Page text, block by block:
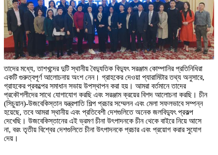
তাদের মধ্যে, তাশখন্দের দুটি স্থানীয় বৈদ্যুতিক বিদ্যুৎ সরঞ্জাম কোম্পানির প্রতিনিধিরা
একটি গুরুত্বপূর্ণ আলোচনায় অংশ নেন। গ্রাহকের দেওয়া প্যারামিটার তথ্য অনুসারে,
গ্রাহকের প্রকল্পের সমাধান সভায় উপস্থাপন করা হয়। আমরা বর্তমানে তাদের
প্রকৌশলীদের সাথে যোগাযোগ করছি এবং সরঞ্জাম ক্রয়ের বিশদ আলোচনা করছি। চীন
(সিচুয়ান)-উজবেকিস্তান যন্ত্রপাতি শিল্প প্রচার সম্মেলন এবং মেলা সফলভাবে সম্পন্ন
হয়েছে, তবে আমরা স্থানীয় এবং প্রতিবেশী দেশগুলিতে অনেক জলবিদ্যুৎ প্রকল্প
দেখেছি। উজবেকিস্তানের এই ভ্রমণ চীনা উৎপাদনকে চীন থেকে বাইরে নিয়ে আসে
না, বরং তৃতীয় বিশ্বের দেশগুলিতে চীনা উৎপাদনকে প্রচার এবং প্রয়োগ করার সুযোগ
দেয়।